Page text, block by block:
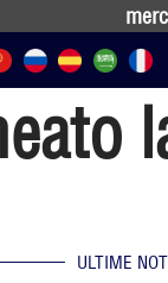
ULTIME